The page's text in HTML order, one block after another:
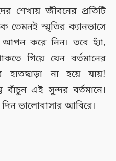
শেখায় জীবনের প্রতিটি
তেমনই স্মৃতির ক্যানভাসে
করে নিন। তবে হ্যাঁ,
গিয়ে যেন বর্তমানের
না হয়ে যায়!
এই সুন্দর বর্তমানে।
দিন ভালোবাসার আবিরে।